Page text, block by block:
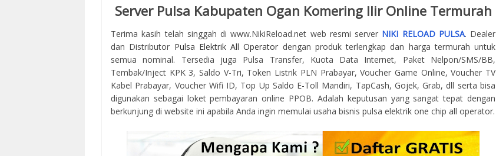
Server Pulsa Kabupaten Ogan Komering Ilir Online Termurah
Terima kasih telah singgah di www.NikiReload.net web resmi server NIKI RELOAD PULSA. Dealer
dan Distributor Pulsa Elektrik All Operator dengan produk terlengkap dan harga termurah untuk
semua nominal. Tersedia juga Pulsa Transfer, Kuota Data Internet, Paket Nelpon/SMS/BB,
Tembak/Inject KPK 3, Saldo V-Tri, Token Listrik PLN Prabayar, Voucher Game Online, Voucher TV
Kabel Prabayar, Voucher Wifi ID, Top Up Saldo E-Toll Mandiri, TapCash, Gojek, Grab, dll serta bisa
digunakan sebagai loket pembayaran online PPOB. Adalah keputusan yang sangat tepat dengan
berkunjung di website ini apabila Anda ingin memulai usaha bisnis pulsa elektrik one chip all operator.